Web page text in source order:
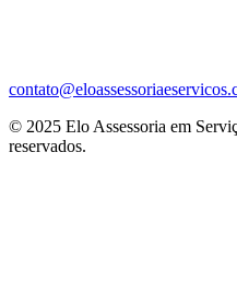
© 2025 Elo Assessoria em
reservados.